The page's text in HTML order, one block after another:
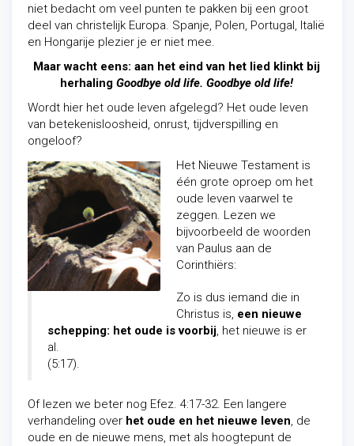
niet bedacht om veel punten te pakken bij een groot
deel van christelijk Europa. Spanje, Polen, Portugal, Italië
en Hongarije plezier je er niet mee.
Maar wacht eens: aan het eind van het lied klinkt bij
herhalingGoodbye old life. Goodbye old life!
Wordt hier het oude leven afgelegd? Het oude leven
van betekenisloosheid, onrust, tijdverspilling en
ongeloof?
Het Nieuwe Testament is
één grote oproep om het
oude leven vaarwel te
zeggen. Lezen we
bijvoorbeeld de woorden
van Paulus aan de
Corinthiërs:
Zo is dus iemand die in
Christus is, een nieuwe
schepping: het oude is voorbij, het nieuwe is er
al.
(5:17).
Of lezen we beter nog Efez. 4:17-32. Een langere
verhandeling over het oude en het nieuwe leven, de
oude en de nieuwe mens, met als hoogtepunt de